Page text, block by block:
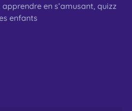
en s’amusant, quizz
enfants